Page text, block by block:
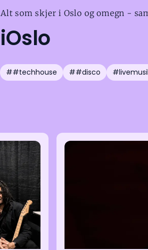
Alt som skjer i Oslo og omegn -
iOslo
##techhouse ##disco